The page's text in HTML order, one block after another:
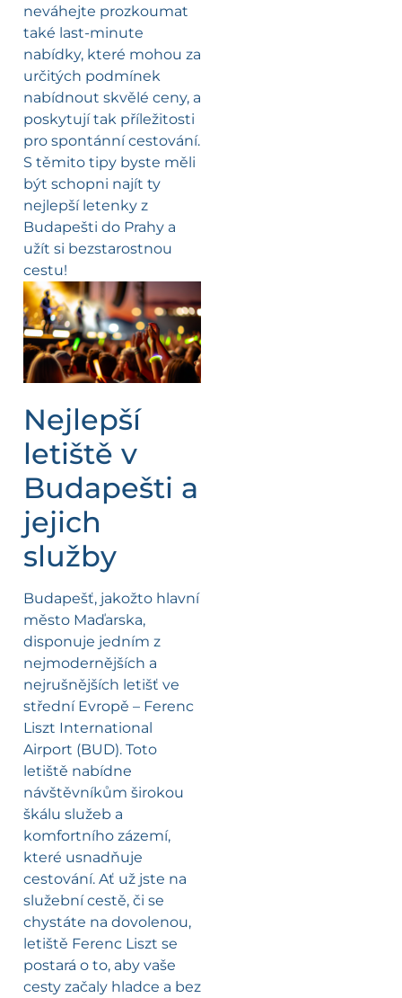
neváhejte prozkoumat
také last-minute
nabídky, které mohou za
určitých podmínek
nabídnout skvělé ceny, a
poskytují tak příležitosti
pro spontánní cestování.
S těmito tipy byste měli
být schopni najít ty
nejlepší letenky z
Budapešti do Prahy a
užít si bezstarostnou
cestu!
Nejlepší
letiště v
Budapešti a
jejich
služby
Budapešť, jakožto hlavní
město Maďarska,
disponuje jedním z
nejmodernějších a
nejrušnějších letišť ve
střední Evropě – Ferenc
Liszt International
Airport (BUD). Toto
letiště nabídne
návštěvníkům širokou
škálu služeb a
komfortního zázemí,
které usnadňuje
cestování. Ať už jste na
služební cestě, či se
chystáte na dovolenou,
letiště Ferenc Liszt se
postará o to, aby vaše
cesty začaly hladce a bez